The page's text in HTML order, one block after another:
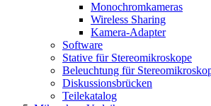
Monochromkameras
Wireless Sharing
Kamera-Adapter
Software
Stative für Stereomikroskope
Beleuchtung für
Diskussionsbrücken
Teilekatalog